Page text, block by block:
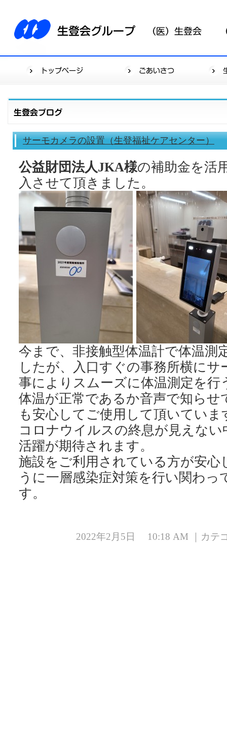
サーモカメラの設置（生登福祉ケアセンター）
公益財団法人JKA様の補助金を活
今まで、非接触型体温計で体温測
したが、入口すぐの事務所横に
事によりスムーズに体温測定を行
体温が正常であるか音声で知らせ
も安心してご使用して頂いていま
コロナウイルスの終息が見えな
活躍が期待されます。
施設をご利用されている方が安
うに一層感染症対策を行い関わっ
す。
2022年2月5日 10:18 AM ｜カテ